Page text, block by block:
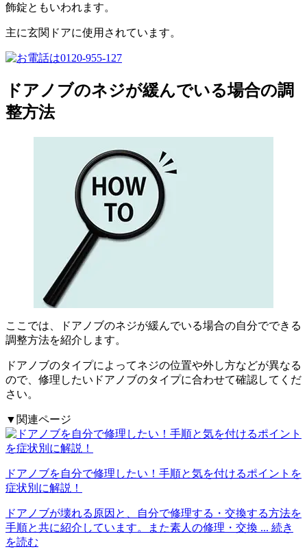
飾錠ともいわれます。
主に玄関ドアに使用されています。
ドアノブのネジが緩んでいる場合の調
整方法
ここでは、ドアノブのネジが緩んでいる場合の自分でできる
調整方法を紹介します。
ドアノブのタイプによってネジの位置や外し方などが異なる
ので、修理したいドアノブのタイプに合わせて確認してくだ
さい。
▼関連ページ
ドアノブを自分で修理したい！手順と気を付けるポイントを
症状別に解説！
ドアノブが壊れる原因と、自分で修理する・交換する方法を
手順と共に紹介しています。また素人の修理・交換 ... 続き
を読む